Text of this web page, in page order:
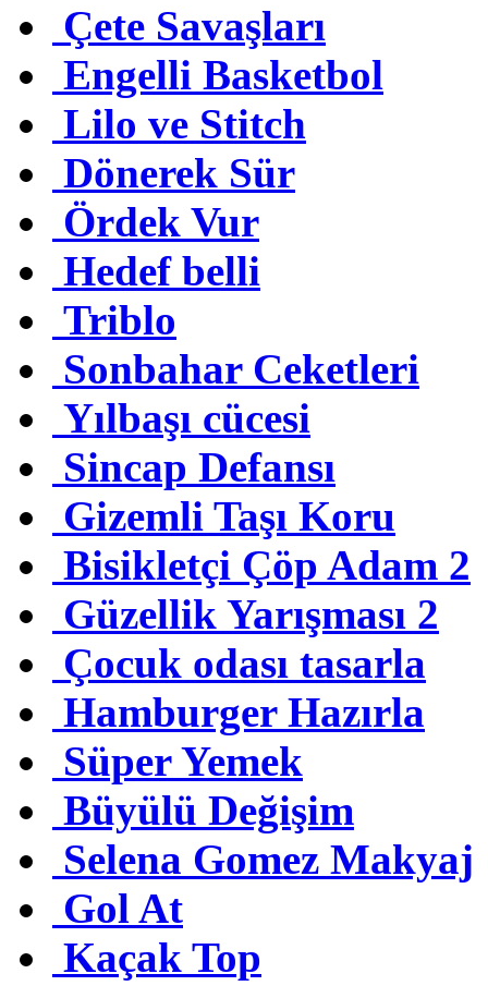
Çete Savaşları
Engelli Basketbol
Lilo ve Stitch
Dönerek Sür
Ördek Vur
Hedef belli
Triblo
Sonbahar Ceketleri
Yılbaşı cücesi
Sincap Defansı
Gizemli Taşı Koru
Bisikletçi Çöp Adam 2
Güzellik Yarışması 2
Çocuk odası tasarla
Hamburger Hazırla
Süper Yemek
Büyülü Değişim
Selena Gomez Makyaj
Gol At
Kaçak Top